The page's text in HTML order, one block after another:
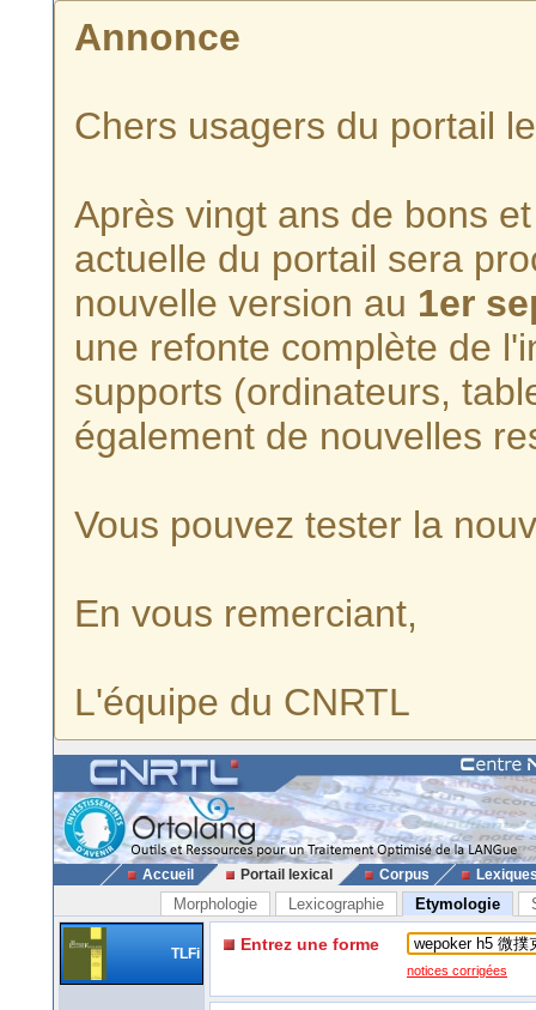
Annonce
Chers usagers du portail
Après vingt ans de bons
actuelle du portail sera
nouvelle version au 1er
une refonte complète de
supports (ordinateurs,
également de nouvelles
Vous pouvez tester la
En vous remerciant,
L'équipe du CNRTL
Accueil Portail lexical Corpus
Morphologie Lexicographie Etymologie
TLFi Entrez une forme
notices corrigées